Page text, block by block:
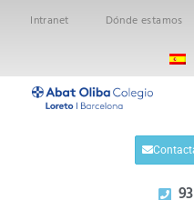
Intranet Dónde estamos